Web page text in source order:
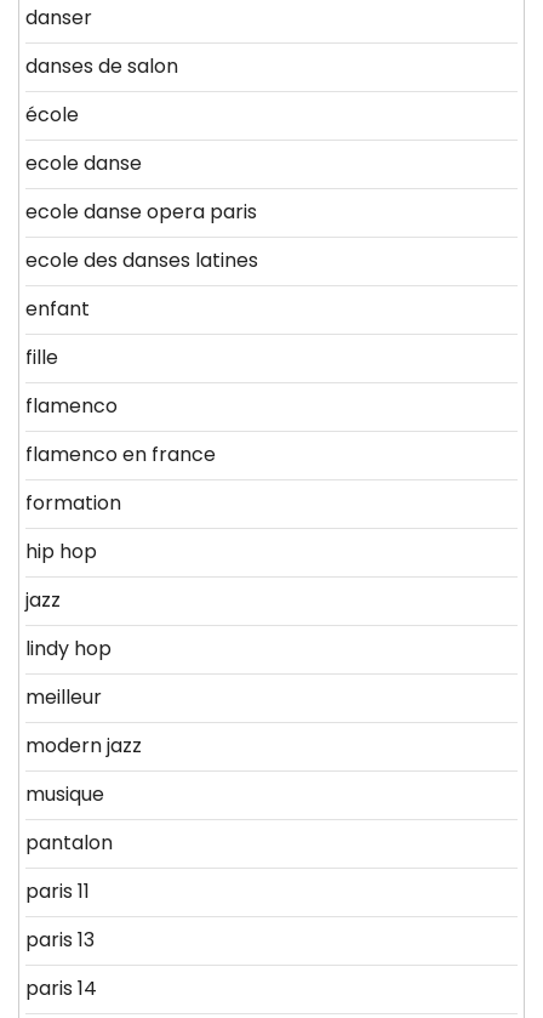
danser
danses de salon
école
ecole danse
ecole danse opera paris
ecole des danses latines
enfant
fille
flamenco
flamenco en france
formation
hip hop
jazz
lindy hop
meilleur
modern jazz
musique
pantalon
paris 11
paris 13
paris 14